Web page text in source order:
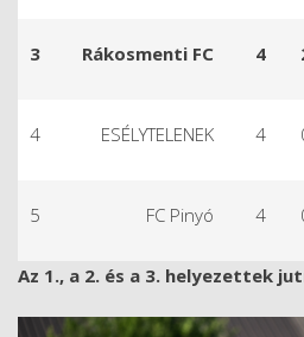
3 Rákosmenti FC 4
4 ESÉLYTELENEK 4
5 FC Pinyó 4
Az 1., a 2. és a 3. helyezettek